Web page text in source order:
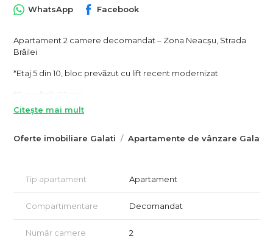
Oferte imobiliare Galati Apartamente de vânzare Galati
WhatsApp Facebook
Apartament 2 camere decomandat – Zona Neacșu, Strada
Brăilei
*Etaj 5 din 10, bloc prevăzut cu lift recent modernizat
*Suprafață: 60 mp
*Renovat complet în 2023, inclusiv instalațiile electrice și
Dotări și finisaje:
2 tavane extensibile
Citește mai mult
Tip apartament Apartament
Compartimentare Decomandat
Număr camere 2